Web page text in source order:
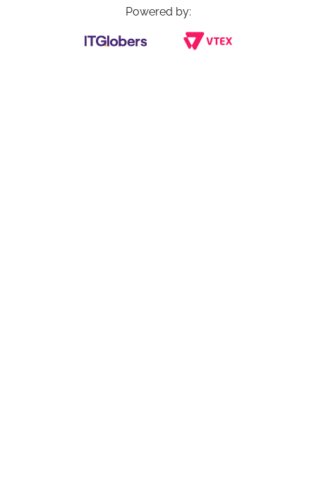
Powered by: